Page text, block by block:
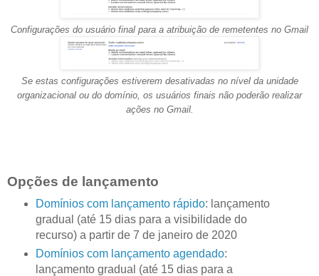
Configurações do usuário final para a atribuição de remetentes no Gmail
Se estas configurações estiverem desativadas no nível da unidade
organizacional ou do domínio, os usuários finais não poderão realizar
ações no Gmail.
Opções de lançamento
Domínios com lançamento rápido: lançamento
gradual (até 15 dias para a visibilidade do
recurso) a partir de 7 de janeiro de 2020
Domínios com lançamento agendado:
lançamento gradual (até 15 dias para a